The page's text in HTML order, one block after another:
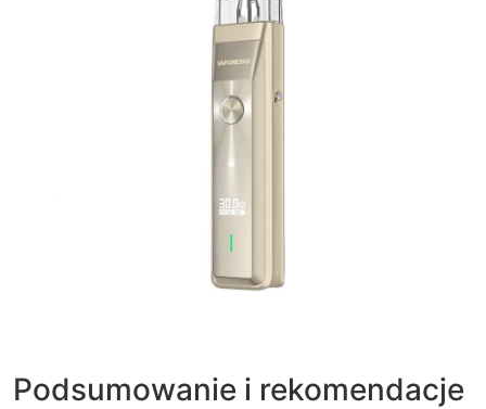
Podsumowanie i rekomendacje